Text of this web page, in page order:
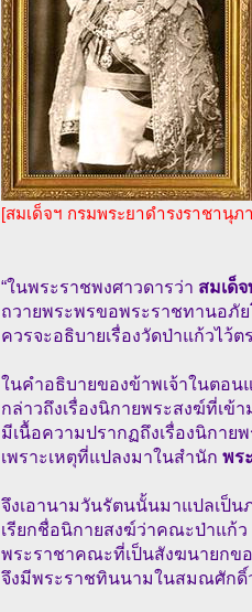
[สมเด็จฯ กรมพระยาดำรงราชานุภ
“ในพระราชพงศาวดารว่า สมเด็
ถวายพระพรขอพระราชทานอภั
ควรจะอธิบายเรื่องวัดป่าแก้วไว้
ในคำอธิบายของข้าพเจ้าในตอ
กล่าวถึงเรื่องนิกายพระสงฆ์ที่เข้
มีเนื้อความปรากฏถึงเรื่องนิกาย
เพราะเหตุที่แปลงมาในสำนัก พร
จึงเอานามวันรัตนนั้นมาแปลเป็น
เรียกชื่อนิกายสงฆ์ว่าคณะป่าแก้ว
พระราชาคณะที่เป็นสังฆนายกข
จึงมีพระราชทินนามในสมณศัก